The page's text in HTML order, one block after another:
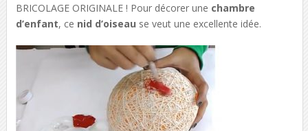
BRICOLAGE ORIGINALE ! Pour décorer une chambre
d’enfant, ce nid d’oiseau se veut une excellente idée.